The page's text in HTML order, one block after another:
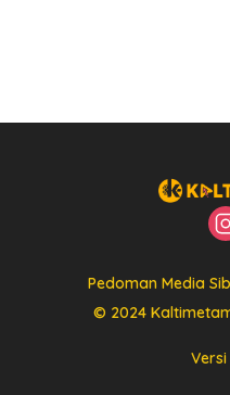
Pedoman Media
© 2024
Versi